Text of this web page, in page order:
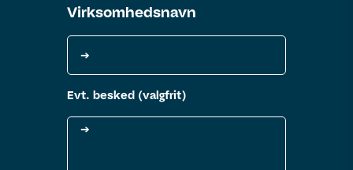
Virksomhedsnavn
Virksomhedsnavn​
Virksomhed
Beskriv opgave
Evt. besked (valgfrit)
Behov og arbejdsopgaver